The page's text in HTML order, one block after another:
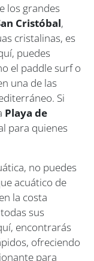
los grandes
Cristóbal,
cristalinas, es
puedes
el paddle surf o
una de las
Si
Playa de
para quienes
no puedes
acuático de
la costa
sus
encontrarás
ofreciendo
para